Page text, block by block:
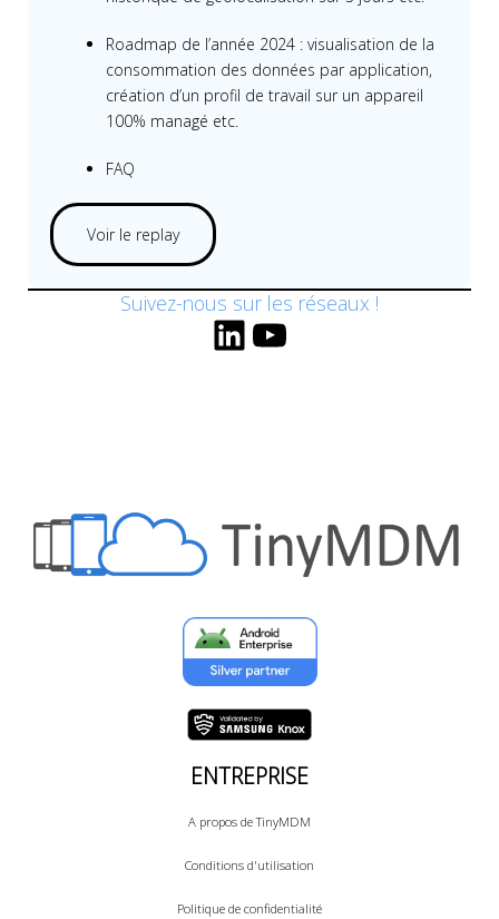
Roadmap de l’année 2024 : visualisation de la
consommation des données par application,
création d’un profil de travail sur un appareil
100% managé etc.
FAQ
Voir le replay
Suivez-nous sur les réseaux !
LinkedIn
YouTube
ENTREPRISE
A propos de TinyMDM
Conditions d'utilisation
Politique de confidentialité